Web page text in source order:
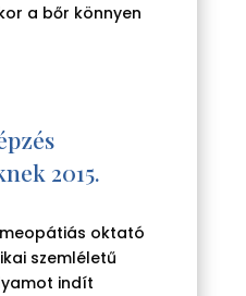
a bőr könnyen
2015.
oktató
szemléletű
indít